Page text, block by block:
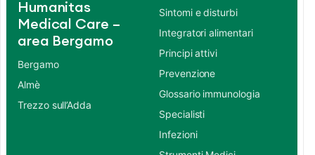
Humanitas
Medical Care –
area Bergamo
Bergamo
Almè
Trezzo sull’Adda
Sintomi e disturbi
Integratori alimentari
Principi attivi
Prevenzione
Glossario immunologia
Specialisti
Infezioni